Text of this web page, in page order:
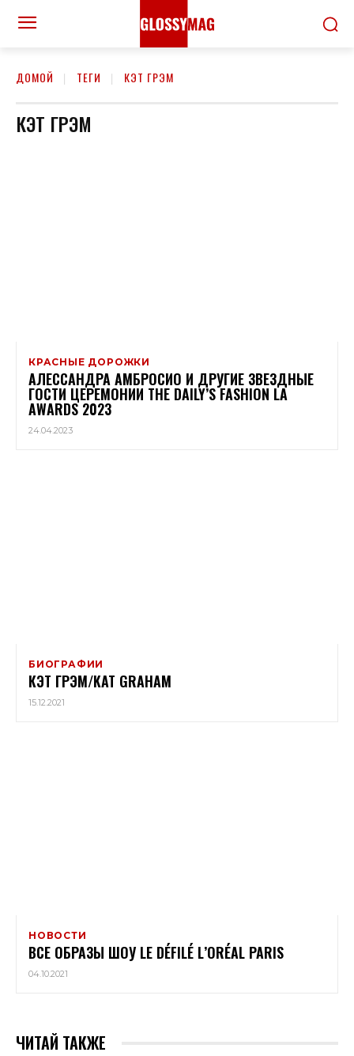
ДОМОЙ ТЕГИ КЭТ ГРЭМ
КЭТ ГРЭМ
КРАСНЫЕ ДОРОЖКИ
АЛЕССАНДРА АМБРОСИО И ДРУГИЕ ЗВЕЗДНЫЕ
ГОСТИ ЦЕРЕМОНИИ THE DAILY’S FASHION LA
AWARDS 2023
24.04.2023
БИОГРАФИИ
КЭТ ГРЭМ/KAT GRAHAM
15.12.2021
НОВОСТИ
ВСЕ ОБРАЗЫ ШОУ LE DÉFILÉ L’ORÉAL PARIS
04.10.2021
ЧИТАЙ ТАКЖЕ